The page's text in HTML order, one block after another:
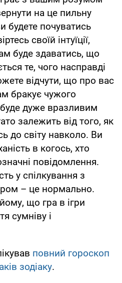
на це пильну
будете почуватись
своїй інтуїції,
буде здаватись, що
те, чого насправді
відчути, що про вас
бракує чужого
дуже вразливим
залежить від того, як
до світу навколо. Ви
в когось, хто
повідомлення.
у спілкування з
– це нормально.
що гра в ігри
сумніву і
повний гороскоп
зодіаку.